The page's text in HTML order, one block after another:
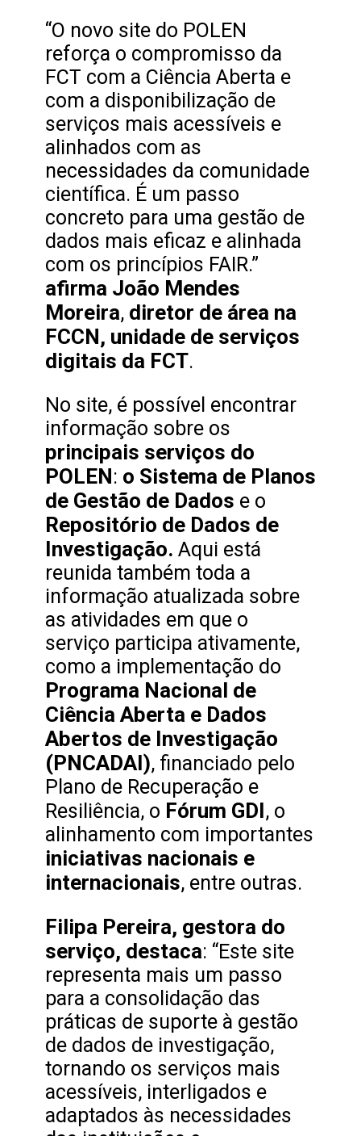
“O novo site do POLEN
reforça o compromisso da
FCT com a Ciência Aberta e
com a disponibilização de
serviços mais acessíveis e
alinhados com as
necessidades da comunidade
científica. É um passo
concreto para uma gestão de
dados mais eficaz e alinhada
com os princípios FAIR.”
afirma João Mendes
Moreira, diretor de área na
FCCN, unidade de serviços
digitais da FCT.
No site, é possível encontrar
informação sobre os
principais serviços do
POLEN: o Sistema de Planos
de Gestão de Dados e o
Repositório de Dados de
Investigação. Aqui está
reunida também toda a
informação atualizada sobre
as atividades em que o
serviço participa ativamente,
como a implementação do
Programa Nacional de
Ciência Aberta e Dados
Abertos de Investigação
(PNCADAI), financiado pelo
Plano de Recuperação e
Resiliência, o Fórum GDI, o
alinhamento com importantes
iniciativas nacionais e
internacionais, entre outras.
Filipa Pereira, gestora do
serviço, destaca: “Este site
representa mais um passo
para a consolidação das
práticas de suporte à gestão
de dados de investigação,
tornando os serviços mais
acessíveis, interligados e
adaptados às necessidades